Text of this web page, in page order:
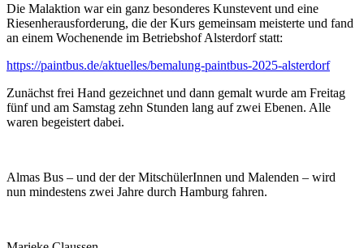
Die Malaktion war ein ganz beson­de­res Kunstevent und eine
Riesenherausforderung, die der Kurs gemein­sam meis­ter­te und fand
an einem Wochenende im Betriebshof Alsterdorf statt:
https://​paint​bus​.de/​a​k​t​u​e​l​l​e​s​/​b​e​m​a​l​u​n​g​-​p​a​i​n​t​b​u​s​-​2​0​2​5​-​a​l​sterdorf
Zunächst frei Hand gezeich­net und dann gemalt wur­de am Freitag
fünf und am Samstag zehn Stunden lang auf zwei Ebenen. Alle
waren begeis­tert dabei.
Almas Bus – und der der MitschülerInnen und Malenden – wird
nun min­des­tens zwei Jahre durch Hamburg fahren.